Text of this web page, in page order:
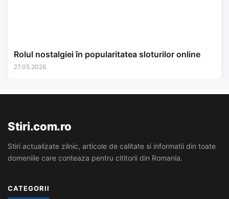
Rolul nostalgiei în popularitatea sloturilor online
27.05.2026
Stiri.com.ro
Stiri actualizate zilnic, articole de calitate si informatii din toate
domeniile care conteaza pentru cititorii din Romania.
CATEGORII